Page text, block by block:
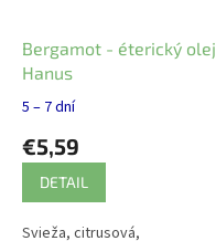
Bergamot - éterický olej
Hanus
5 – 7 dní
€5,59
DETAIL
Svieža, citrusová,